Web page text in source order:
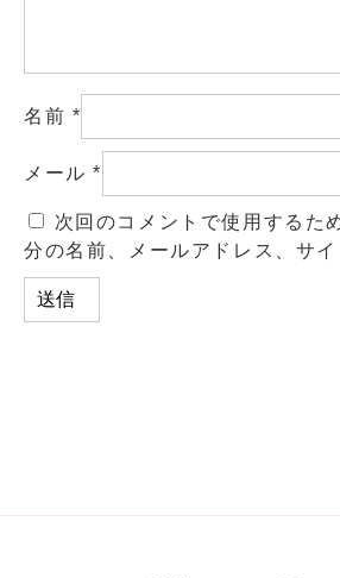
名前 *
メール*
次回のコメントで使用するた
分の名前、メールアドレス、サイ